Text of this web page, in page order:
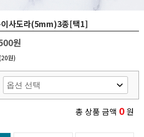
사도라(5mm)3종[택1]
원
원)
총 상품 금액 0원